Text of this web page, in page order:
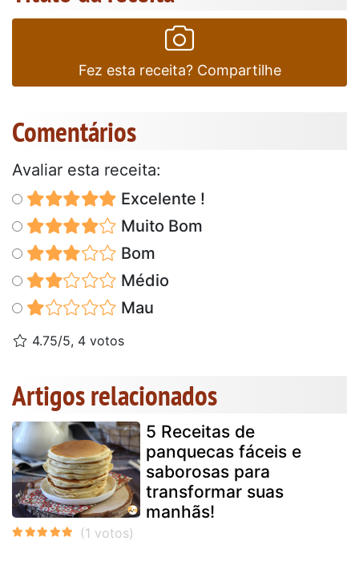
Fez esta receita? Compartilhe
Comentários
Avaliar esta receita:
Excelente !
Muito Bom
Bom
Médio
Mau
4.75/5, 4 votos
Artigos relacionados
5 Receitas de
panquecas fáceis e
saborosas para
transformar suas
manhãs!